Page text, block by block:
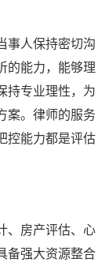
事人保持密切沟
的能力，能够理
持专业理性，为
案。律师的服务
控能力都是评估
、房产评估、心
备强大资源整合